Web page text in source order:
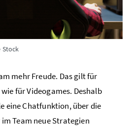
Stock
mehr Freude. Das gilt für
für Videogames. Deshalb
eine Chatfunktion, über die
Team neue Strategien